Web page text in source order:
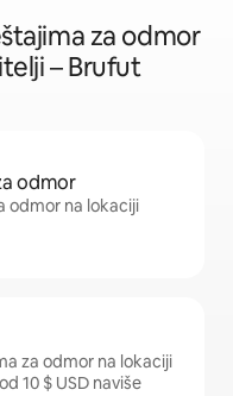
za odmor
– Brufut
odmor
odmor na lokaciji
za odmor na lokaciji
10 $ USD naviše